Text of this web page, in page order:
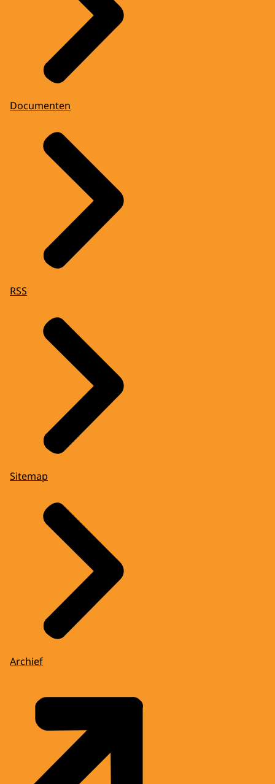
Documenten
RSS
Sitemap
Archief